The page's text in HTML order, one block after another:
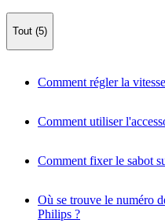
Tout (5)
Comment régler la
Comment utiliser
Comment fixer le sabot
Où se trouve le numéro
Philips ?